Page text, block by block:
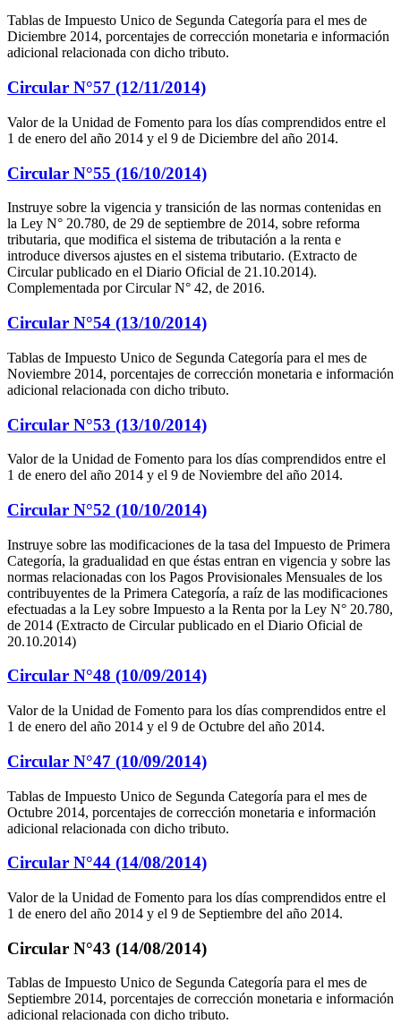
Tablas de Impuesto Unico de Segunda Categoría para el mes de
Diciembre 2014, porcentajes de corrección monetaria e información
adicional relacionada con dicho tributo.
Circular N°57 (12/11/2014)
Valor de la Unidad de Fomento para los días comprendidos entre el
1 de enero del año 2014 y el 9 de Diciembre del año 2014.
Circular N°55 (16/10/2014)
Instruye sobre la vigencia y transición de las normas contenidas en
la Ley N° 20.780, de 29 de septiembre de 2014, sobre reforma
tributaria, que modifica el sistema de tributación a la renta e
introduce diversos ajustes en el sistema tributario. (Extracto de
Circular publicado en el Diario Oficial de 21.10.2014).
Complementada por Circular N° 42, de 2016.
Circular N°54 (13/10/2014)
Tablas de Impuesto Unico de Segunda Categoría para el mes de
Noviembre 2014, porcentajes de corrección monetaria e información
adicional relacionada con dicho tributo.
Circular N°53 (13/10/2014)
Valor de la Unidad de Fomento para los días comprendidos entre el
1 de enero del año 2014 y el 9 de Noviembre del año 2014.
Circular N°52 (10/10/2014)
Instruye sobre las modificaciones de la tasa del Impuesto de Primera
Categoría, la gradualidad en que éstas entran en vigencia y sobre las
normas relacionadas con los Pagos Provisionales Mensuales de los
contribuyentes de la Primera Categoría, a raíz de las modificaciones
efectuadas a la Ley sobre Impuesto a la Renta por la Ley N° 20.780,
de 2014 (Extracto de Circular publicado en el Diario Oficial de
20.10.2014)
Circular N°48 (10/09/2014)
Valor de la Unidad de Fomento para los días comprendidos entre el
1 de enero del año 2014 y el 9 de Octubre del año 2014.
Circular N°47 (10/09/2014)
Tablas de Impuesto Unico de Segunda Categoría para el mes de
Octubre 2014, porcentajes de corrección monetaria e información
adicional relacionada con dicho tributo.
Circular N°44 (14/08/2014)
Valor de la Unidad de Fomento para los días comprendidos entre el
1 de enero del año 2014 y el 9 de Septiembre del año 2014.
Circular N°43 (14/08/2014)
Tablas de Impuesto Unico de Segunda Categoría para el mes de
Septiembre 2014, porcentajes de corrección monetaria e información
adicional relacionada con dicho tributo.